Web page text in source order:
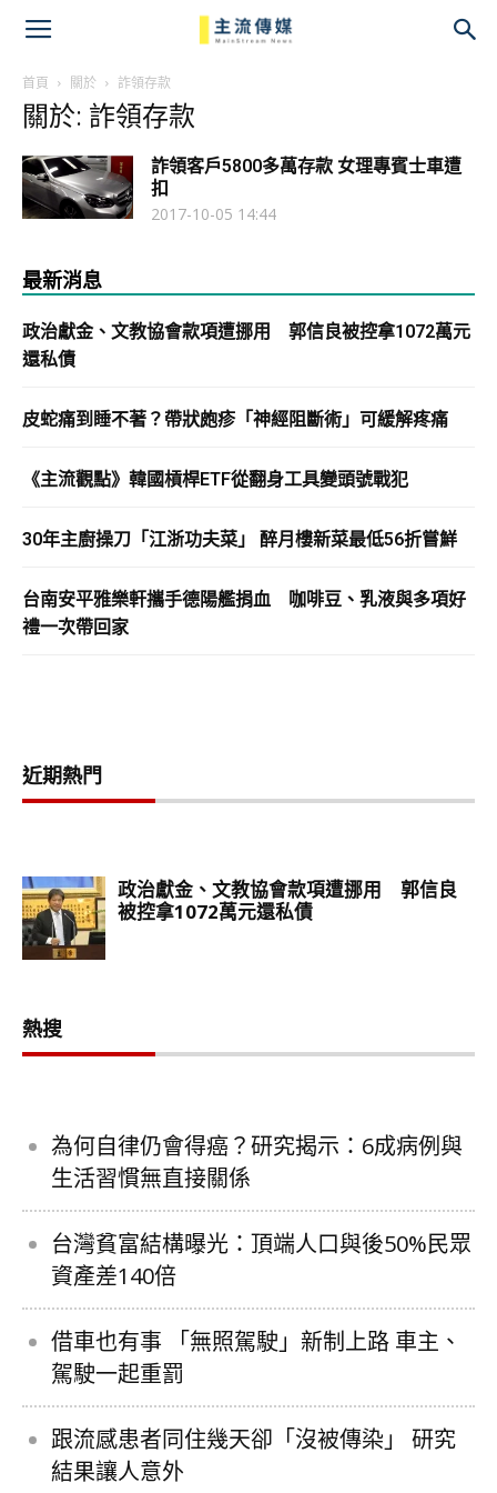
首頁 關於 詐領存款
關於: 詐領存款
詐領客戶5800多萬存款 女理專賓士車遭
扣
2017-10-05 14:44
最新消息
政治獻金、文教協會款項遭挪用 郭信良被控拿1072萬元
還私債
皮蛇痛到睡不著？帶狀皰疹「神經阻斷術」可緩解疼痛
《主流觀點》韓國槓桿ETF從翻身工具變頭號戰犯
30年主廚操刀「江浙功夫菜」 醉月樓新菜最低56折嘗鮮
台南安平雅樂軒攜手德陽艦捐血 咖啡豆、乳液與多項好
禮一次帶回家
近期熱門
熱搜
為何自律仍會得癌？研究揭示：6成病例與
生活習慣無直接關係
台灣貧富結構曝光：頂端人口與後50%民眾
資產差140倍
借車也有事 「無照駕駛」新制上路 車主、
駕駛一起重罰
跟流感患者同住幾天卻「沒被傳染」 研究
結果讓人意外